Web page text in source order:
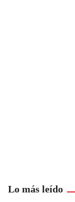
Lo más leído